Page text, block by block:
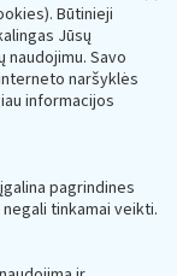
Būtinieji
Jūsų
Savo
naršyklės
informacijos
pagrindines
tinkamai veikti.
el.paštas:
Lietuvos
Juridinių